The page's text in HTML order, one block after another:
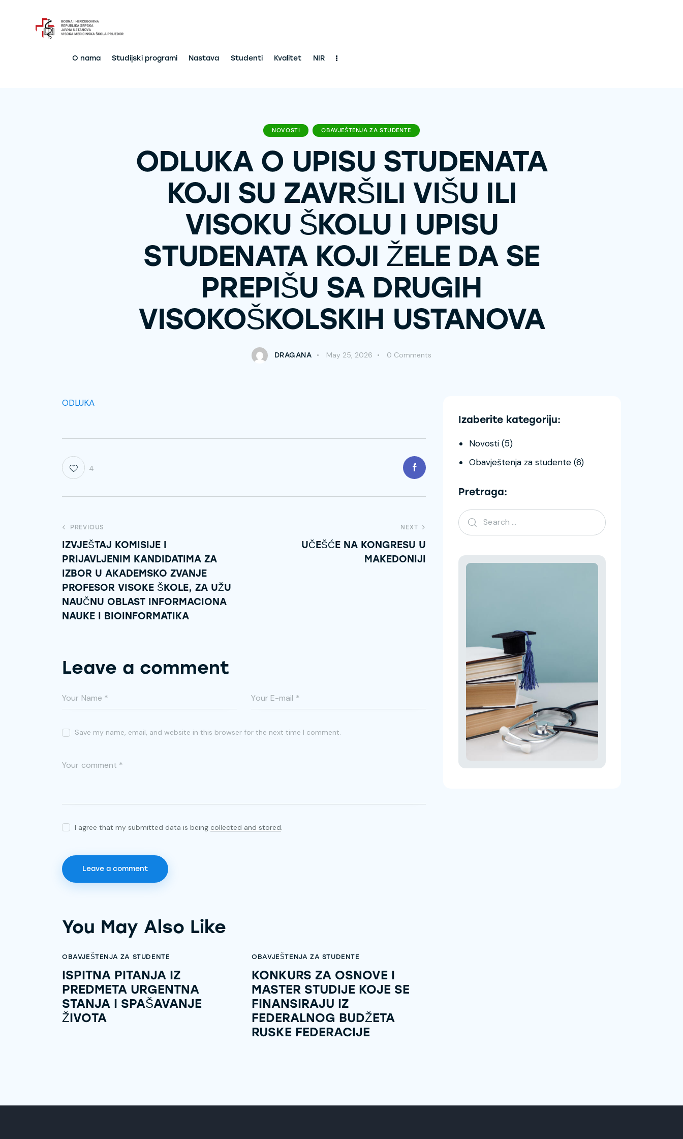
O nama Studijski programi Nastava Studenti Kvalitet NIR
NOVOSTI OBAVJEŠTENJA ZA STUDENTE
ODLUKA O UPISU STUDENATA
KOJI SU ZAVRŠILI VIŠU ILI
VISOKU ŠKOLU I UPISU
STUDENATA KOJI ŽELE DA SE
PREPIŠU SA DRUGIH
VISOKOŠKOLSKIH USTANOVA
DRAGANA May 25, 2026 0 Comments
ODLUKA
4
PREVIOUS
IZVJEŠTAJ KOMISIJE I
PRIJAVLJENIM KANDIDATIMA ZA
IZBOR U AKADEMSKO ZVANJE
PROFESOR VISOKE ŠKOLE, ZA UŽU
NAUČNU OBLAST INFORMACIONA
NAUKE I BIOINFORMATIKA
NEXT
UČEŠĆE NA KONGRESU U
MAKEDONIJI
Leave a comment
Save my name, email, and website in this browser for the next time I comment.
I agree that my submitted data is beingcollected and stored.
You May Also Like
OBAVJEŠTENJA ZA STUDENTE
ISPITNA PITANJA IZ
PREDMETA URGENTNA
STANJA I SPAŠAVANJE
ŽIVOTA
OBAVJEŠTENJA ZA STUDENTE
KONKURS ZA OSNOVE I
MASTER STUDIJE KOJE SE
FINANSIRAJU IZ
FEDERALNOG BUDŽETA
RUSKE FEDERACIJE
Izaberite kategoriju:
Novosti(5)
Obavještenja za studente(6)
Pretraga: